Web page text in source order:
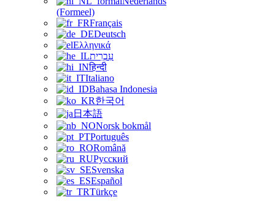
(Formeel)
Français
Deutsch
Ελληνικά
עִבְרִית
हिन्दी
Italiano
Bahasa Indonesia
한국어
日本語
Norsk bokmål
Português
Română
Русский
Svenska
Español
Türkçe